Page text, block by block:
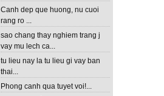
Canh dep que huong, nu cuoi
rang ro ...
sao chang thay nghiem trang j
vay mu lech ca...
tu lieu nay la tu lieu gi vay ban
thai...
Phong canh qua tuyet voi!...